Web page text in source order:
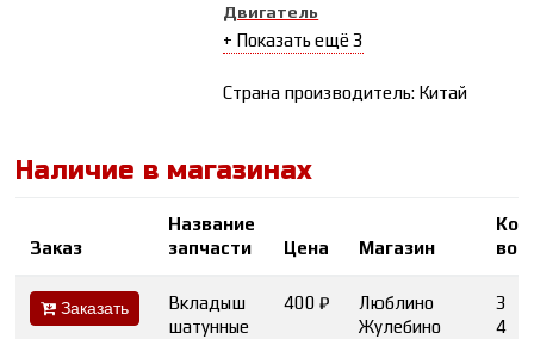
Двигатель
+ Показать ещё 3
Страна производитель: Китай
Наличие в магазинах
Заказ
Название
запчасти
Цена Магазин
во
Заказать
Вкладыш
шатунные
400 ₽
Люблино
Жулебино
3
4